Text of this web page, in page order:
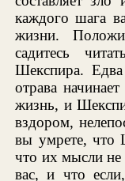
каждого шага
жизни.
садитесь
Шекспира.
отрава
жизнь, и
вздором,
вы умрете, что
что их мысли не
вас, и что